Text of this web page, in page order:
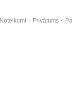
Noteikumi Privātums